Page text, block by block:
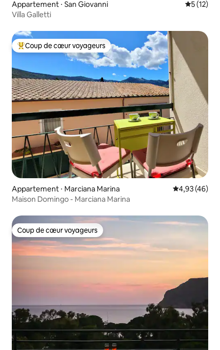
Appartement ⋅ San Giovanni
5 (12)
Villa Galletti
Coups de cœur voyageurs les plus appréciés
Coup de cœur voyageurs
Appartement ⋅ Marciana Marina Évaluation
4,93 (46)
Maison Domingo - Marciana Marina
Coup de cœur voyageurs
Coup de cœur voyageurs